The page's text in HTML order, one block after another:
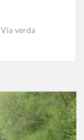
Via verda